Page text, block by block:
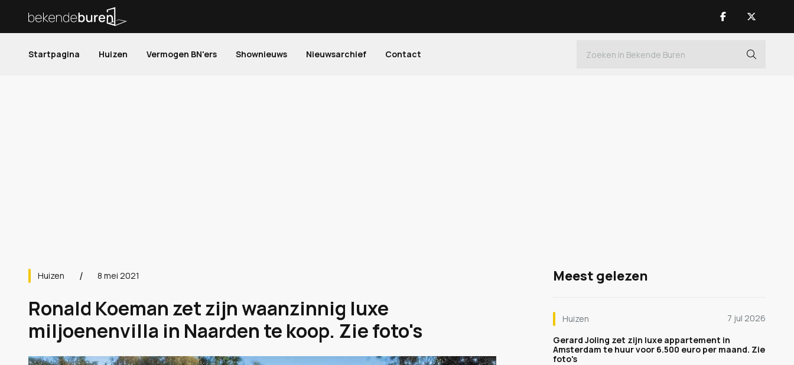
Startpagina Huizen Vermogen BN'ers Shownieuws Nieuwsarchief Contact
Huizen 8 mei 2021
Ronald Koeman zet zijn waanzinnig luxe
miljoenenvilla in Naarden te koop. Zie foto's
Meest gelezen
Huizen
7 jul 2026
Gerard Joling zet zijn luxe appartement in
Amsterdam te huur voor 6.500 euro per maand. Zie
foto's